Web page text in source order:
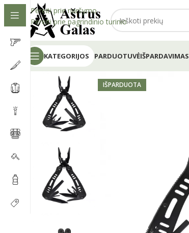
Pereiti prie naršymo
Pereiti prie pagrindinio turinio
KATEGORIJOS PARDUOTUVĖIŠPARDAVIMAS
IŠPARDUOTA